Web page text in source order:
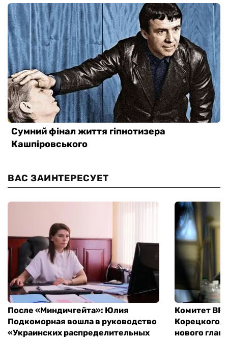
ВАС ЗАИНТЕРЕСУЕТ
После «Миндичгейта»: Юлия
Подкоморная вошла в руководство
«Украинских распределительных
Комитет ВР
Корецкого,
нового